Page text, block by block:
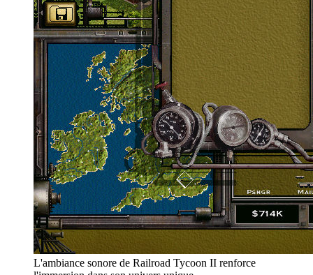
L'ambiance sonore de Railroad Tycoon II renforce